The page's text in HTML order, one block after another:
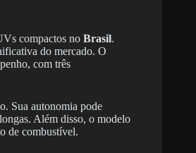
compactos no Brasil.
do mercado. O
com três
Sua autonomia pode
Além disso, o modelo
de combustível.